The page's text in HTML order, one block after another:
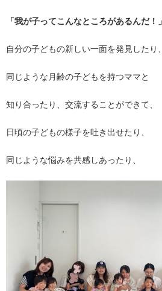
「我が子ってこんなところがあるんだ！」
自分の子どもの新しい一面を発見したり、
同じような月齢の子どもを持つママと
知り合ったり、交流することができて、
日頃の子どもの様子を吐き出せたり、
同じような悩みを共感しあったり、